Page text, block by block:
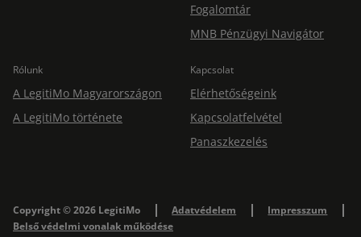
Fogalomtár
MNB Pénzügyi Navigátor
Rólunk
A LegitiMo Magyarországon
A LegitiMo története
Kapcsolat
Elérhetőségeink
Kapcsolatfelvétel
Panaszkezelés
Copyright © 2026 LegitiMo Adatvédelem
Impresszum
Belső védelmi vonalak működése